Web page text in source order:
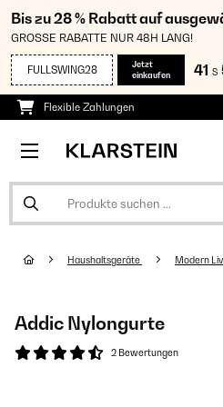
Bis zu 28 % Rabatt auf
GROSSE RABATTE NUR 48H LANG!
FULLSWING28
Jetzt
einkaufen
41 S
Flexible Zahlungen
Haushaltsgeräte Modern
Addic Nylongurte
2 Bewertungen